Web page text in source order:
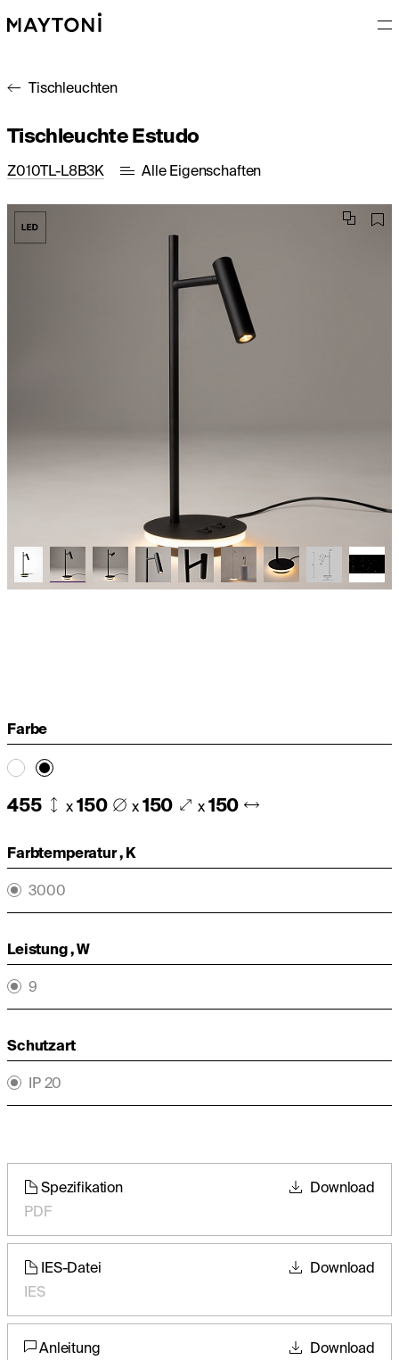
Tischleuchten
Tischleuchte Estudo
Z010TL-L8B3K Alle Eigenschaften
Farbe
455 x 150 x 150 x 150
Farbtemperatur , K
3000
Leistung , W
9
Schutzart
IP 20
Spezifikation
PDF
Download
IES-Datei
IES
Download
Anleitung
Download